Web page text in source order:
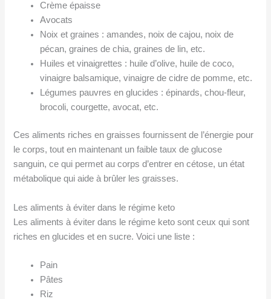
Crème épaisse
Avocats
Noix et graines : amandes, noix de cajou, noix de
pécan, graines de chia, graines de lin, etc.
Huiles et vinaigrettes : huile d’olive, huile de coco,
vinaigre balsamique, vinaigre de cidre de pomme, etc.
Légumes pauvres en glucides : épinards, chou-fleur,
brocoli, courgette, avocat, etc.
Ces aliments riches en graisses fournissent de l’énergie pour
le corps, tout en maintenant un faible taux de glucose
sanguin, ce qui permet au corps d’entrer en cétose, un état
métabolique qui aide à brûler les graisses.
Les aliments à éviter dans le régime keto
Les aliments à éviter dans le régime keto sont ceux qui sont
riches en glucides et en sucre. Voici une liste :
Pain
Pâtes
Riz